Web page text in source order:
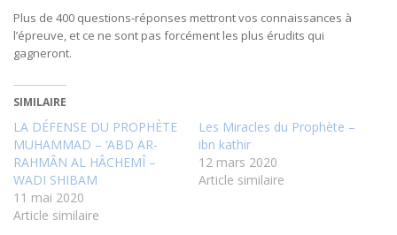
Plus de 400 questions-réponses mettront vos connaissances à
l’épreuve, et ce ne sont pas forcément les plus érudits qui
gagneront.
SIMILAIRE
LA DÉFENSE DU PROPHÈTE
MUHAMMAD – ‘ABD AR-
RAHMÂN AL HÂCHEMÎ –
WADI SHIBAM
11 mai 2020
Article similaire
Les Miracles du Prophète –
ibn kathir
12 mars 2020
Article similaire